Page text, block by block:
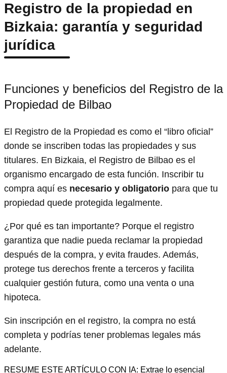
Registro de la propiedad en
Bizkaia: garantía y seguridad
jurídica
Funciones y beneficios del Registro de la
Propiedad de Bilbao
El Registro de la Propiedad es como el “libro oficial”
donde se inscriben todas las propiedades y sus
titulares. En Bizkaia, el Registro de Bilbao es el
organismo encargado de esta función. Inscribir tu
compra aquí es necesario y obligatorio para que tu
propiedad quede protegida legalmente.
¿Por qué es tan importante? Porque el registro
garantiza que nadie pueda reclamar la propiedad
después de la compra, y evita fraudes. Además,
protege tus derechos frente a terceros y facilita
cualquier gestión futura, como una venta o una
hipoteca.
Sin inscripción en el registro, la compra no está
completa y podrías tener problemas legales más
adelante.
RESUME ESTE ARTÍCULO CON IA: Extrae lo esencial